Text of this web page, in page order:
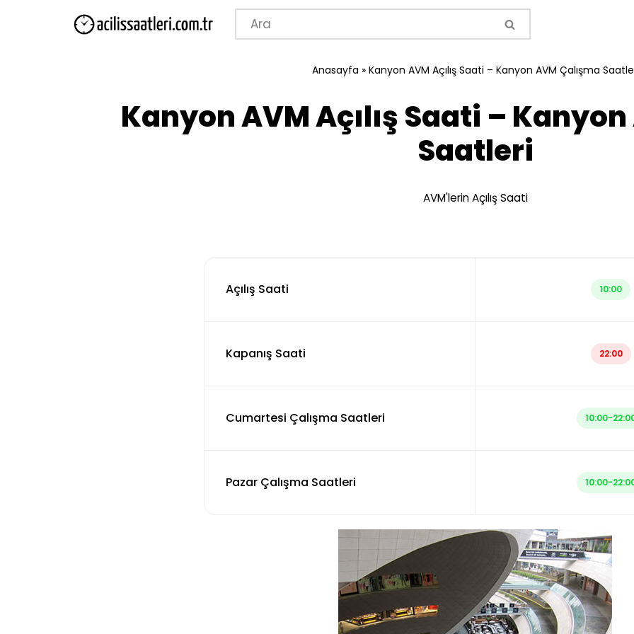
Anasayfa » Kanyon AVM Açılış Saati – Kanyon AVM Çalışma
Kanyon AVM Açılış Saati –
Saatleri
AVM'lerin Açılış Saati
Açılış Saati 10:00
Kapanış Saati 22:00
Cumartesi Çalışma Saatleri 10:00-
Pazar Çalışma Saatleri 10:00-